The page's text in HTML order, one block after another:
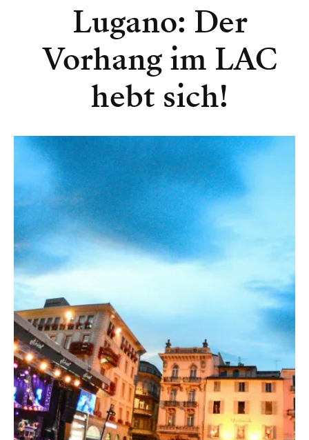
Lugano: Der
Vorhang im LAC
hebt sich!